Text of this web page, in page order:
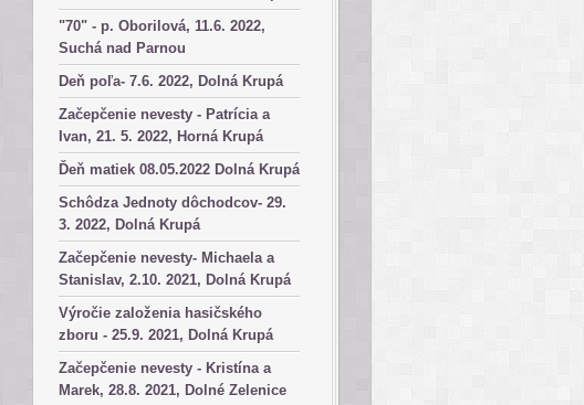
"70" - p. Oborilová, 11.6. 2022,
Suchá nad Parnou
Deň poľa- 7.6. 2022, Dolná Krupá
Začepčenie nevesty - Patrícia a
Ivan, 21. 5. 2022, Horná Krupá
Ďeň matiek 08.05.2022 Dolná Krupá
Schôdza Jednoty dôchodcov- 29.
3. 2022, Dolná Krupá
Začepčenie nevesty- Michaela a
Stanislav, 2.10. 2021, Dolná Krupá
Výročie založenia hasičského
zboru - 25.9. 2021, Dolná Krupá
Začepčenie nevesty - Kristína a
Marek, 28.8. 2021, Dolné Zelenice